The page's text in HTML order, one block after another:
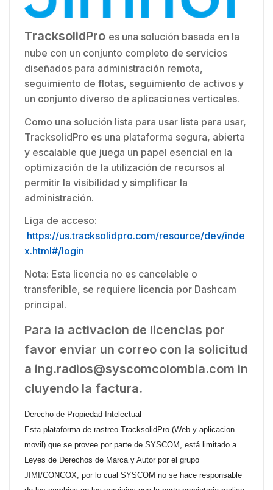
TracksolidPro es una solución basada en la
nube con un conjunto completo de servicios
diseñados para administración remota,
seguimiento de flotas, seguimiento de activos y
un conjunto diverso de aplicaciones verticales.
Como una solución lista para usar lista para usar,
TracksolidPro es una plataforma segura, abierta
y escalable que juega un papel esencial en la
optimización de la utilización de recursos al
permitir la visibilidad y simplificar la
administración.
Liga de acceso:
https://us.tracksolidpro.com/resource/dev/inde
x.html#/login
Nota: Esta licencia no es cancelable o
transferible, se requiere licencia por Dashcam
principal.
Para la activacion de licencias por
favor enviar un correo con la solicitud
a ing.radios@syscomcolombia.com in
cluyendo la factura.
Derecho de Propiedad Intelectual
Esta plataforma de rastreo TracksolidPro (Web y aplicacion
movil) que se provee por parte de SYSCOM, está limitado a
Leyes de Derechos de Marca y Autor por el grupo
JIMI/CONCOX, por lo cual SYSCOM no se hace responsable